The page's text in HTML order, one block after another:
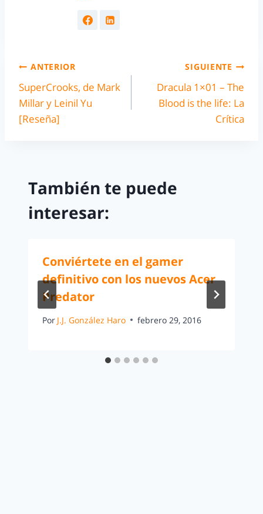
ANTERIOR
SuperCrooks, de Mark
Millar y Leinil Yu
[Reseña]
SIGUIENTE
Dracula 1×01 – The
Blood is the life: La
Crítica
También te puede
interesar:
Conviértete en el gamer
definitivo con los nuevos Acer
Predator
Por J.J. González Haro febrero 29, 2016